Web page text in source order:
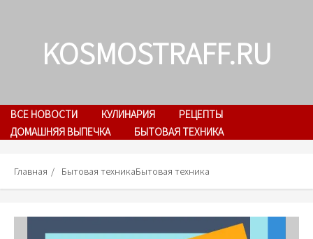
KOSMOSTRAFF.RU
ВСЕ НОВОСТИ КУЛИНАРИЯ
РЕЦЕПТЫ
ДОМАШНЯЯ ВЫПЕЧКА
БЫТОВАЯ ТЕХНИКА
Главная Бытовая техникаБытовая техника